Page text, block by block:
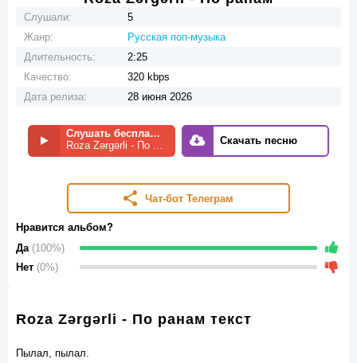
Слушали:
5
Жанр:
Русская поп-музыка
Длительность:
2:25
Качество:
320 kbps
Дата релиза:
28 июня 2026
Слушать бесплатно
Roza Zərgərli - По ранам
Скачать песню
Чат-бот Телеграм
Нравится альбом?
Да (100%)
Нет (0%)
Roza Zərgərli - По ранам текст
Пылал, пылал.